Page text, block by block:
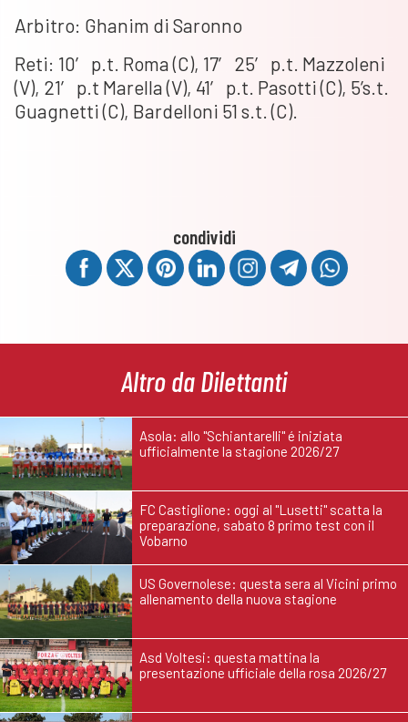
Arbitro: Ghanim di Saronno
Reti: 10′ p.t. Roma (C), 17′ 25′ p.t. Mazzoleni
(V), 21′ p.t Marella (V), 41′ p.t. Pasotti (C), 5’s.t.
Guagnetti (C), Bardelloni 51 s.t. (C).
condividi
Altro da Dilettanti
Asola: allo "Schiantarelli" é iniziata
ufficialmente la stagione 2026/27
FC Castiglione: oggi al "Lusetti" scatta la
preparazione, sabato 8 primo test con il
Vobarno
US Governolese: questa sera al Vicini primo
allenamento della nuova stagione
Asd Voltesi: questa mattina la
presentazione ufficiale della rosa 2026/27